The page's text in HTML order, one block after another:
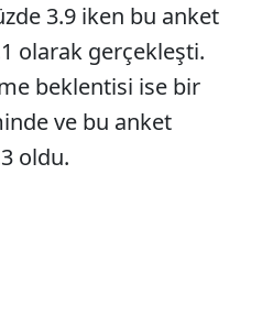
3.9 iken bu anket
olarak gerçekleşti.
beklentisi ise bir
ve bu anket
oldu.